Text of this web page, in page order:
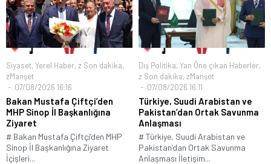
Siyaset, Yerel Haber, z Son dakika,
zManşet
07/08/2026 16:16
Bakan Mustafa Çiftçi’den
MHP Sinop İl Başkanlığına
Ziyaret
# Bakan Mustafa Çiftçi’den MHP
Sinop İl Başkanlığına Ziyaret
İçişleri...
Dış Politika, Yan Öne çıkan Haberler,
z Son dakika, zManşet
07/08/2026 16:11
Türkiye, Suudi Arabistan ve
Pakistan’dan Ortak Savunma
Anlaşması
# Türkiye, Suudi Arabistan ve
Pakistan’dan Ortak Savunma
Anlaşması İletişim...